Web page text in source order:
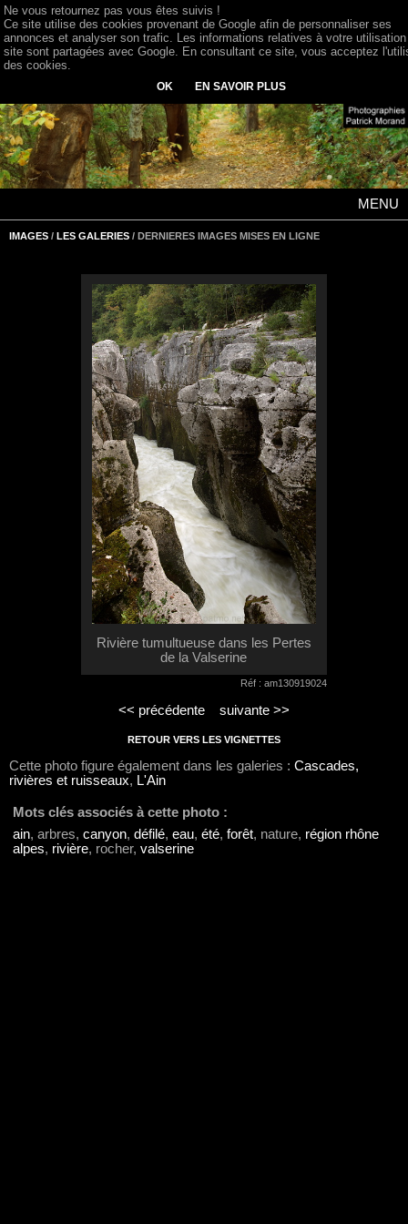
MENU
IMAGES / LES GALERIES / DERNIERES IMAGES MISES EN LIGNE
Rivière tumultueuse dans les Pertes
de la Valserine
Réf : am130919024
<< précédente suivante >>
RETOUR VERS LES VIGNETTES
Cette photo figure également dans les galeries : Cascades,
rivières et ruisseaux, L'Ain
Mots clés associés à cette photo :
ain, arbres, canyon, défilé, eau, été, forêt, nature, région rhône
alpes, rivière, rocher, valserine
Ne vous retournez pas vous êtes suivis !
Ce site utilise des cookies provenant de Google afin de personnaliser ses
annonces et analyser son trafic. Les informations relatives à votre
site sont partagées avec Google. En consultant ce site, vous acceptez
des cookies.
OK EN SAVOIR PLUS